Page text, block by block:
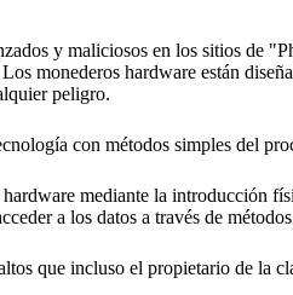
y maliciosos en los sitios de
monederos hardware están
peligro.
con métodos simples del
hardware mediante la introducción
a los datos a través de
que incluso el propietario de la